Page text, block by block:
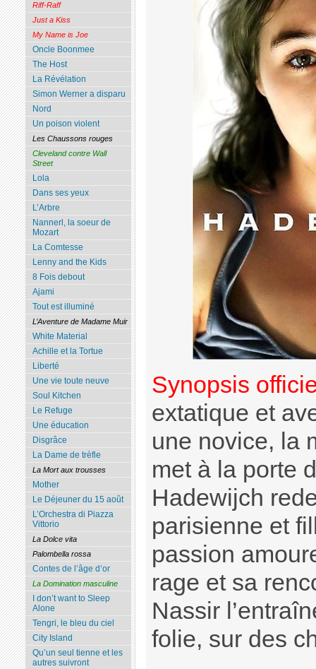
Synopsis
extatique et
une novice, la
met à la porte
Hadewijch
parisienne et
passion
rage et sa
Nassir
folie, sur des
Riff-Raff
Just a Kiss
My Name is Joe
Oncle Boonmee
The Host
La Révélation
Simon Werner a disparu
Nord
Un poison violent
Les Chaussons rouges
Cleveland contre Wall
Street
Lola
Dans ses yeux
L’Arbre
Nannerl, la soeur de
Mozart
La Comtesse
Lenny and the Kids
8 Fois debout
Ajami
Tout est illuminé
L’Aventure de Madame Muir
White Material
Achille et la Tortue
Liberté
Une vie toute neuve
Soul Kitchen
Le Refuge
Une éducation
Disgrâce
La Dame de trèfle
La Mort aux trousses
Mother
Le Déjeuner du 15 août
L’Orchestra di Piazza
Vittorio
La Dolce vita
Palombella rossa
Contes de l’âge d’or
La Domination masculine
I don’t want to Sleep
Alone
Tengri, le bleu du ciel
City Island
Qu’un seul tienne et les
autres suivront